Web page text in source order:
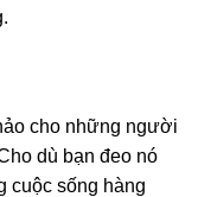
cho những người
dù bạn đeo nó
cuộc sống hàng